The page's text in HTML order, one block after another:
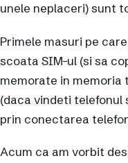
unele neplaceri) sunt
Primele masuri pe
scoata SIM-ul (si sa
memorate in memoria
(daca vindeti
prin conectarea
Acum ca am vorbit